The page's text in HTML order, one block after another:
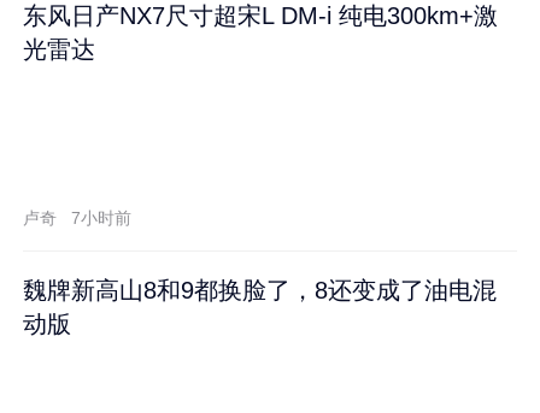
东风日产NX7尺寸超宋L DM-i 纯电300km+激
光雷达
卢奇 7小时前
魏牌新高山8和9都换脸了，8还变成了油电混
动版